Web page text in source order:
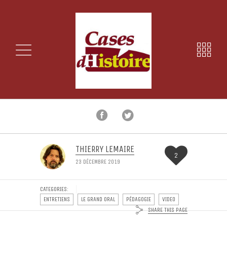
THIERRY LEMAIRE
23 DÉCEMBRE 2019
2
CATEGORIES:
ENTRETIENS
LE GRAND ORAL PÉDAGOGIE
VIDEO
SHARE THIS PAGE